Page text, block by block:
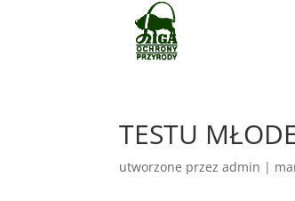
TESTU
utworzone przezadmin |